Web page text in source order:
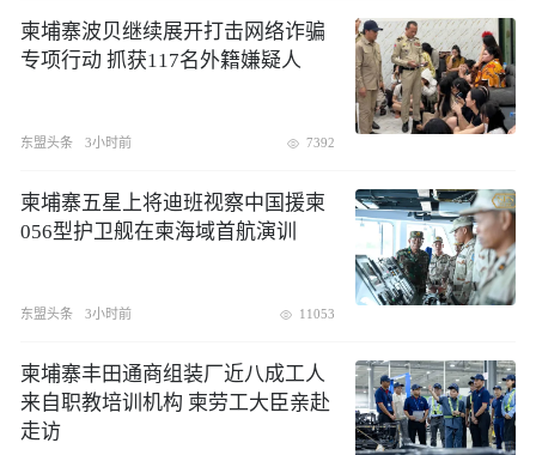
​柬埔寨波贝继续展开打击网络诈骗
专项行动 抓获117名外籍嫌疑人
东盟头条 3小时前 7392
柬埔寨五星上将迪班视察中国援柬
056型护卫舰在柬海域首航演训
东盟头条 3小时前 11053
柬埔寨丰田通商组装厂近八成工人
来自职教培训机构 柬劳工大臣亲赴
走访